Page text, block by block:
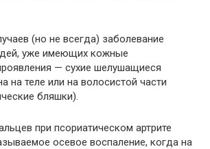
(но не всегда) заболевание
уже имеющих кожные
— сухие шелушащиеся
на теле или на волосистой части
бляшки).
при псориатическом артрите
осевое воспаление, когда на